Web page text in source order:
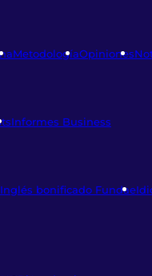
MetodologíaOpiniones
Informes Business
Inglés bonificado Fundae